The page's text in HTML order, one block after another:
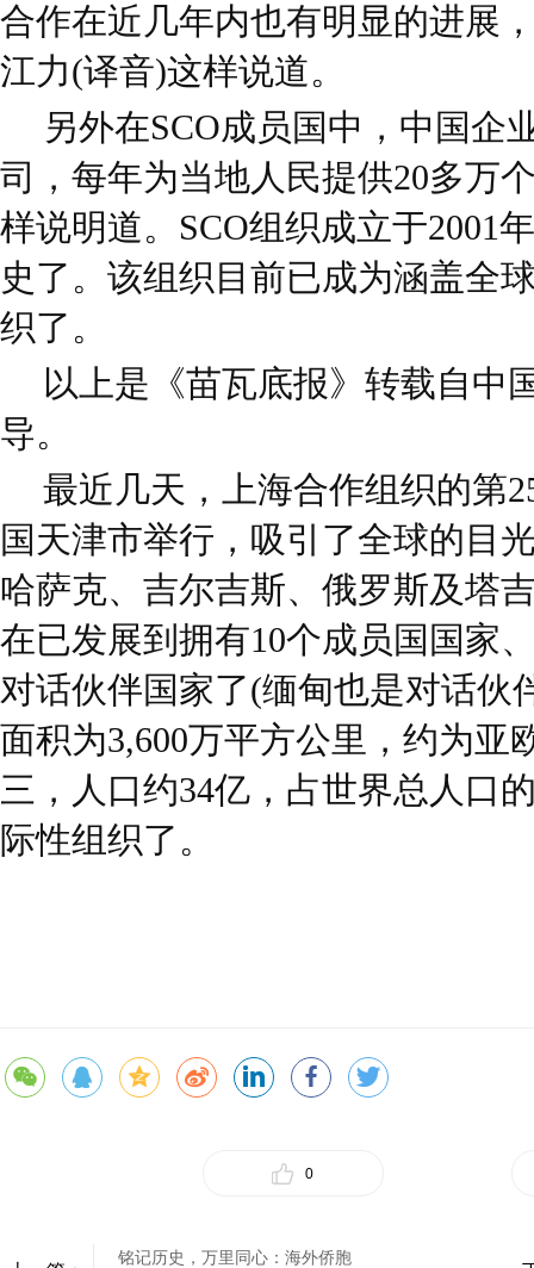
合作在近几年内也有明显的进展
江力(译音)这样说道。
另外在SCO成员国中，中国企
司，每年为当地人民提供20多万
样说明道。SCO组织成立于2001
史了。该组织目前已成为涵盖全
织了。
以上是《苗瓦底报》转载自中
导。
最近几天，上海合作组织的第
国天津市举行，吸引了全球的目
哈萨克、吉尔吉斯、俄罗斯及塔
在已发展到拥有10个成员国国家
对话伙伴国家了(缅甸也是对话伙
面积为3,600万平方公里，约为亚
三，人口约34亿，占世界总人口
际性组织了。
0
铭记历史，万里同心：海外侨胞